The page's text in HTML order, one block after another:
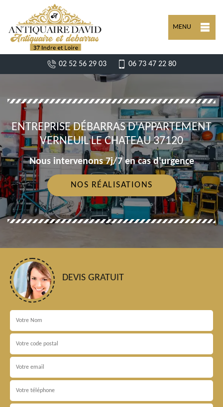
MENU
02 52 56 29 03 06 73 47 22 80
ENTREPRISE DÉBARRAS D'APPARTEMENT
VERNEUIL LE CHATEAU 37120
Nous intervenons 7j/7 en cas d'urgence
NOS RÉALISATIONS
DEVIS GRATUIT